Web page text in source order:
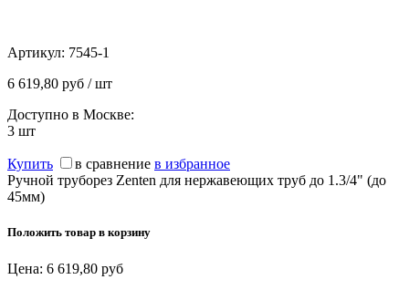
Артикул: 7545-1
6 619,80 руб / шт
Доступно в Москве:
3 шт
Купить в сравнение в избранное
Ручной труборез Zenten для нержавеющих труб до 1.3/4" (до
45мм)
Положить товар в корзину
Цена: 6 619,80 руб